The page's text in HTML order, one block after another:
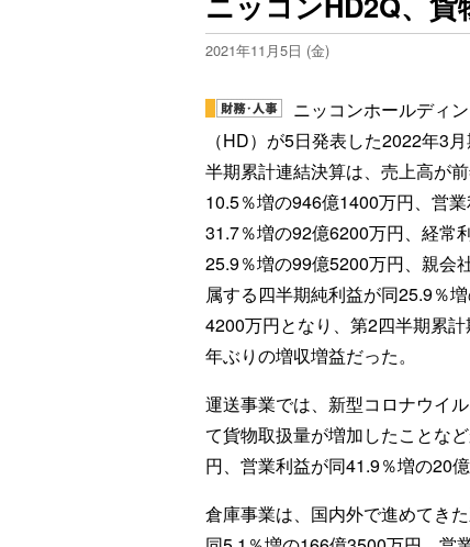
2021年11月5日 (金)
ニッコンホールディ
（HD）が5日発表した2022年3
半期累計連結決算は、売上高が
10.5％増の946億1400万円、営
31.7％増の92億6200万円、経常
25.9％増の99億5200万円、親会
属する四半期純利益が同25.9％
4200万円となり、第2四半期累
年ぶりの増収増益だった。
運送事業では、新型コロナウイ
て貨物取扱量が増加したことな
円、営業利益が同41.9％増の20
倉庫事業は、国内外で進めてき